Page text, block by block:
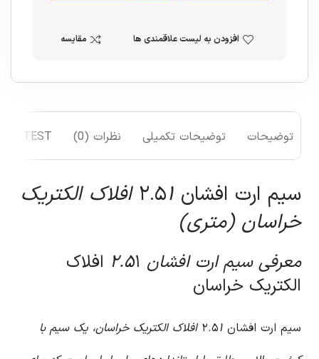
افزودن به لیست علاقمندی ها مقایسه
توضیحات توضیحات تکمیلی نظرات (0) TEST
سیم ارت افشان ۲.۵
۱ افلاک الکتریک
خراسان (متری)
معرفی سیم ارت افشان ۲.۵
۱ افلاک
الکتریک خراسان
سیم ارت افشان ۲.۵
۱ افلاک الکتریک خراسان، یک سیم با